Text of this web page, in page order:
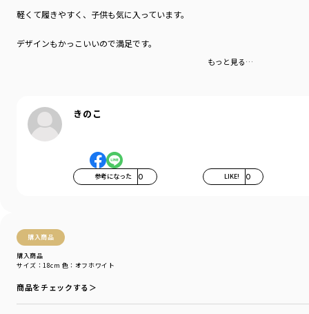
軽くて履きやすく、子供も気に入っています。
デザインもかっこいいので満足です。
もっと見る…
きのこ
参考になった 0 LIKE! 0
購入商品
購入商品
サイズ：18cm 色：オフホワイト
商品をチェックする＞
商品番号
／ 14-3161-701